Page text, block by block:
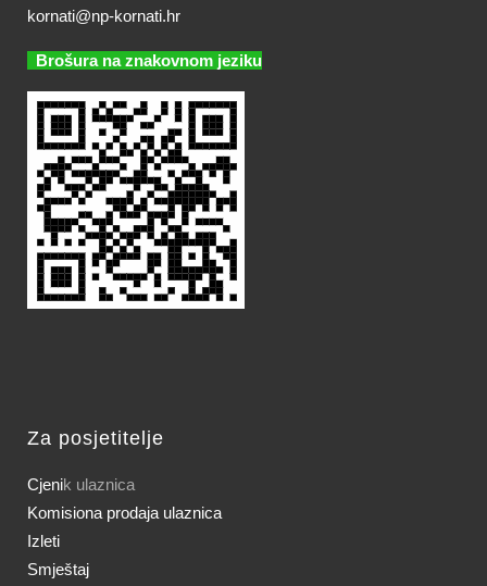
kornati@np-kornati.hr
Brošura na znakovnom jeziku
Za posjetitelje
Cjenik ulaznica
Komisiona prodaja ulaznica
Izleti
Smještaj